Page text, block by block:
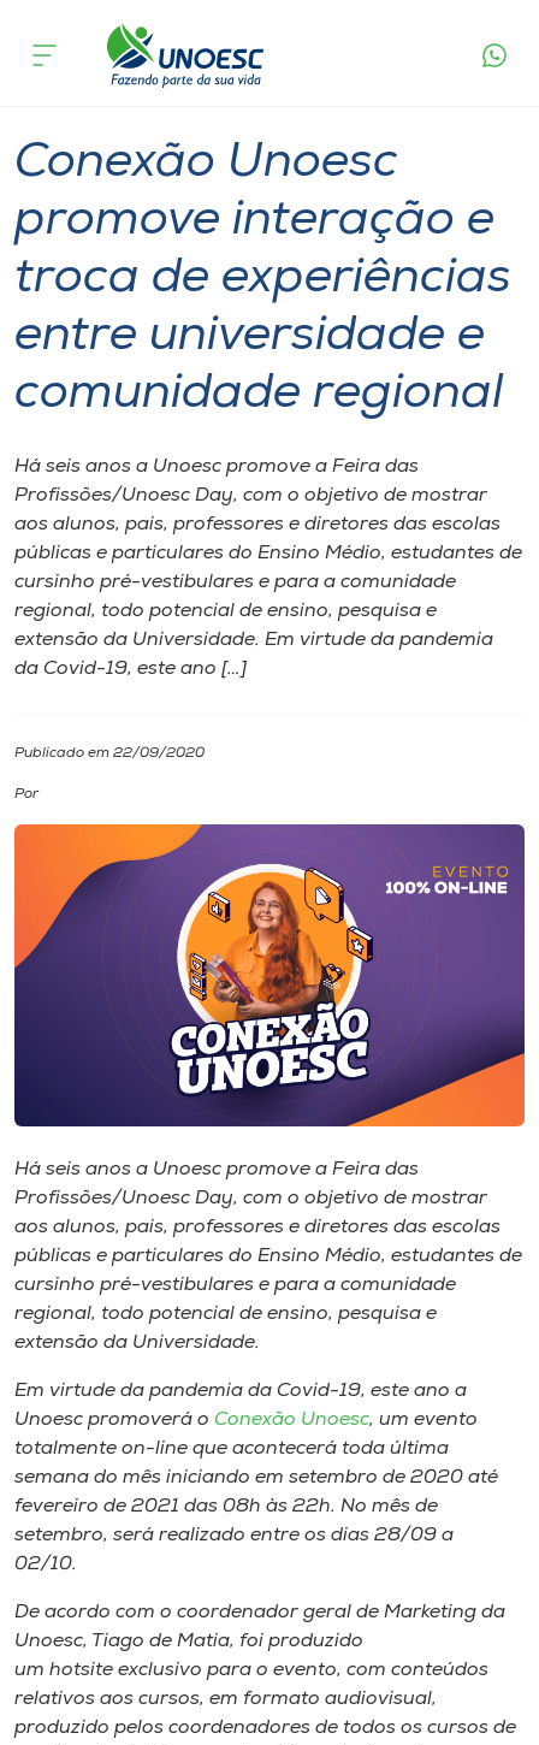
Cursos
Atendimento ao Estudante
Portal de Ensino
Internacionalização
I.nova
Diplomados
Biblioteca
Editora
Unoesc
Store
Selecione
o idioma
acontece
regional
Conexão Unoesc
promove interação e
troca de experiências
entre universidade e
comunidade regional
Há seis anos a Unoesc promove a Feira das
Profissões/Unoesc Day, com o objetivo de mostrar
aos alunos, pais, professores e diretores das escolas
públicas e particulares do Ensino Médio, estudantes de
cursinho pré-vestibulares e para a comunidade
regional, todo potencial de ensino, pesquisa e
extensão da Universidade. Em virtude da pandemia
da Covid-19, este ano […]
Publicado em 22/09/2020
Por
Há seis anos a Unoesc promove a Feira das
Profissões/Unoesc Day, com o objetivo de mostrar
aos alunos, pais, professores e diretores das escolas
públicas e particulares do Ensino Médio, estudantes de
cursinho pré-vestibulares e para a comunidade
regional, todo potencial de ensino, pesquisa e
extensão da Universidade.
Em virtude da pandemia da Covid-19, este ano a
Unoesc promoverá o Conexão Unoesc, um evento
totalmente on-line que acontecerá toda última
semana do mês iniciando em setembro de 2020 até
fevereiro de 2021 das 08h às 22h. No mês de
setembro, será realizado entre os dias 28/09 a
02/10.
De acordo com o coordenador geral de Marketing da
Unoesc, Tiago de Matia, foi produzido
um hotsite exclusivo para o evento, com conteúdos
relativos aos cursos, em formato audiovisual,
produzido pelos coordenadores de todos os cursos de